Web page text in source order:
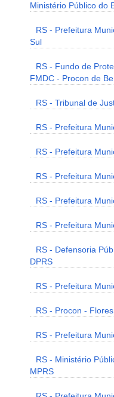
Ministério Público do
RS - Prefeitura
Sul
RS - Fundo de
FMDC - Procon de
RS - Tribunal de
RS - Prefeitura
RS - Prefeitura
RS - Prefeitura
RS - Prefeitura
RS - Prefeitura
RS - Defensoria
DPRS
RS - Prefeitura
RS - Procon -
RS - Prefeitura
RS - Ministério
MPRS